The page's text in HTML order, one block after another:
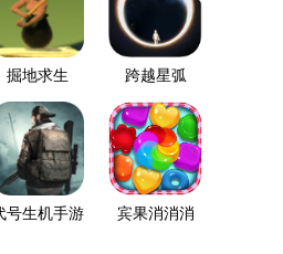
掘地求生 跨越星弧
号生机手游 宾果消消消